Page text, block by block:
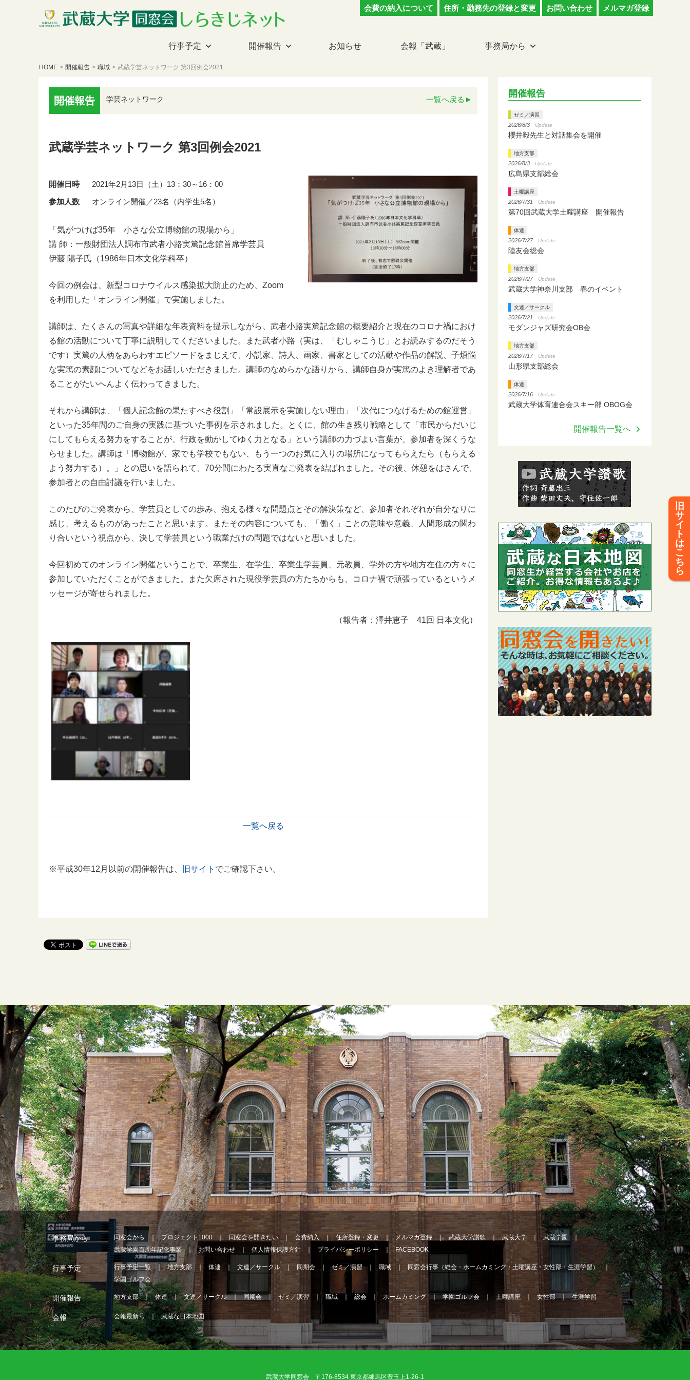
会費の納入について 住所・勤務先の登録と変更 お問い合わせ メルマガ登録
行事予定 開催報告 お知らせ 会報「武蔵」 事務局から
HOME > 開催報告 > 職域 > 武蔵学芸ネットワーク 第3回例会2021
開催報告 学芸ネットワーク 一覧へ戻る
武蔵学芸ネットワーク 第3回例会2021
開催日時
2021年2月13日（土）13：30～16：00
参加人数
オンライン開催／23名（内学生5名）
「気がつけば35年 小さな公立博物館の現場から」
講 師：一般財団法人調布市武者小路実篤記念館首席学芸員
伊藤 陽子氏（1986年日本文化学科卒）
今回の例会は、新型コロナウイルス感染拡大防止のため、Zoom
を利用した「オンライン開催」で実施しました。
講師は、たくさんの写真や詳細な年表資料を提示しながら、武者小路実篤記念館の概要紹介と現在のコロナ禍におけ
る館の活動について丁寧に説明してくださいました。また武者小路（実は、「むしゃこうじ」とお読みするのだそう
です）実篤の人柄をあらわすエピソードをまじえて、小説家、詩人、画家、書家としての活動や作品の解説、子煩悩
な実篤の素顔についてなどをお話しいただきました。講師のなめらかな語りから、講師自身が実篤のよき理解者であ
ることがたいへんよく伝わってきました。
それから講師は、「個人記念館の果たすべき役割」「常設展示を実施しない理由」「次代につなげるための館運営」
といった35年間のご自身の実践に基づいた事例を示されました。とくに、館の生き残り戦略として「市民からだいじ
にしてもらえる努力をすることが、行政を動かしてゆく力となる」という講師の力づよい言葉が、参加者を深くうな
らせました。講師は「博物館が、家でも学校でもない、もう一つのお気に入りの場所になってもらえたら（もらえる
よう努力する）。」との思いを語られて、70分間にわたる実直なご発表を結ばれました。その後、休憩をはさんで、
参加者との自由討議を行いました。
このたびのご発表から、学芸員としての歩み、抱える様々な問題点とその解決策など、参加者それぞれが自分なりに
感じ、考えるものがあったことと思います。またその内容についても、「働く」ことの意味や意義、人間形成の関わ
り合いという視点から、決して学芸員という職業だけの問題ではないと思いました。
今回初めてのオンライン開催ということで、卒業生、在学生、卒業生学芸員、元教員、学外の方や地方在住の方々に
参加していただくことができました。また欠席された現役学芸員の方たちからも、コロナ禍で頑張っているというメ
ッセージが寄せられました。
（報告者：澤井恵子 41回 日本文化）
一覧へ戻る
※平成30年12月以前の開催報告は、 旧サイト でご確認下さい。
開催報告
ゼミ／演習
2026/8/3 Update
櫻井毅先生と対話集会を開催
地方支部
2026/8/3 Update
広島県支部総会
土曜講座
2026/7/31 Update
第70回武蔵大学土曜講座 開催報告
体連
2026/7/27 Update
陸友会総会
地方支部
2026/7/27 Update
武蔵大学神奈川支部 春のイベント
文連／サークル
2026/7/21 Update
モダンジャズ研究会OB会
地方支部
2026/7/17 Update
山形県支部総会
体連
2026/7/16 Update
武蔵大学体育連合会スキー部 OBOG会
開催報告一覧へ
事務局から 同窓会から プロジェクト1000 同窓会を開きたい 会費納入 住所登録・変更 メルマガ登録 武蔵大学讃歌 武蔵大学
武蔵学園
武蔵学園百周年記念事業
お問い合わせ 個人情報保護方針 プライバシーポリシー FACEBOOK
行事予定 行事予定一覧 地方支部 体連 文連／サークル 同期会 ゼミ／演習 職域
同窓会行事（総会・ホームカミング・土曜講座・女性部・生涯学習）
学園ゴルフ会
開催報告 地方支部 体連 文連／サークル 同期会 ゼミ／演習 職域 総会 ホームカミング 学園ゴルフ会 土曜講座 女性部 生涯学習
会報 会報最新号 武蔵な日本地図
武蔵大学同窓会 〒176-8534 東京都練馬区豊玉上1-26-1
旧
サ
イ
ト
は
こ
ち
ら